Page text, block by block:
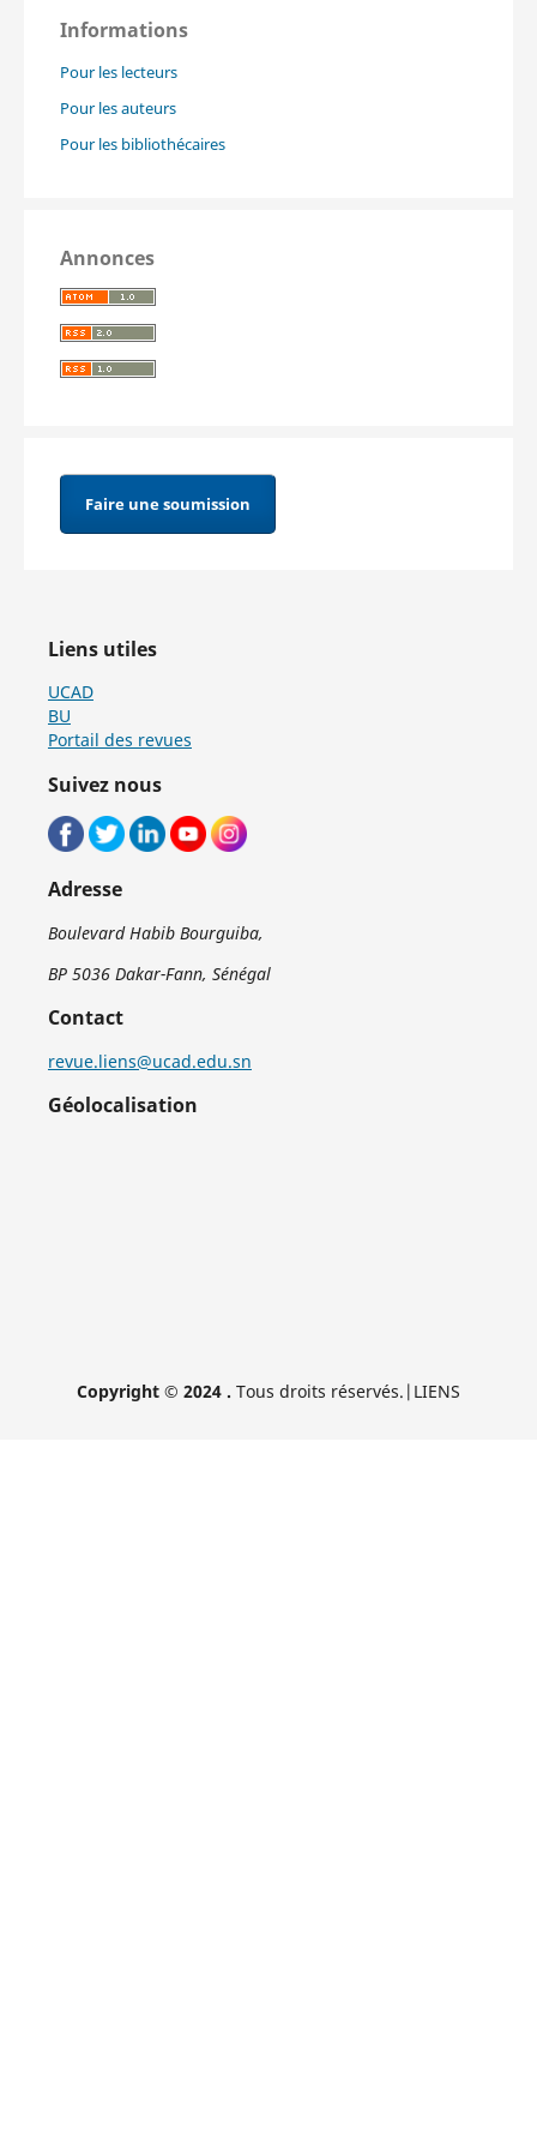
Informations
Pour les lecteurs
Pour les auteurs
Pour les bibliothécaires
Annonces
Faire une soumission
Liens utiles
UCAD
BU
Portail des revues
Suivez nous
Adresse
Boulevard Habib Bourguiba,
BP 5036 Dakar-Fann, Sénégal
Contact
revue.liens@ucad.edu.sn
Géolocalisation
Copyright © 2024 . Tous droits réservés. |LIENS